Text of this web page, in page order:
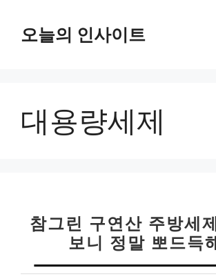
오늘의 인사이트
대용량세제
참그린 구연산 주방세
보니 정말 뽀드득